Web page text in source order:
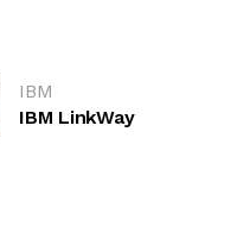
IBM
IBM LinkWay